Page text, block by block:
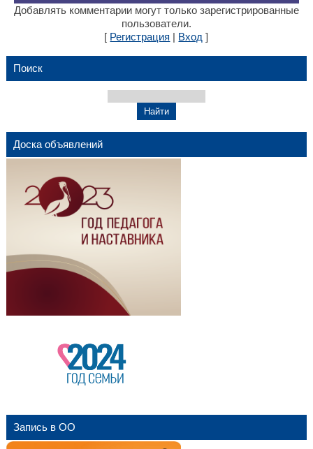
Добавлять комментарии могут только зарегистрированные
пользователи.
[ Регистрация Вход ]
Поиск
Доска объявлений
Запись в ОО